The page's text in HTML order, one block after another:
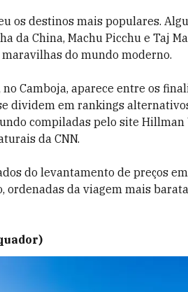
os destinos mais populares.
da China, Machu Picchu e Taj
do mundo moderno.
Camboja, aparece entre os
dividem em rankings
compiladas pelo site Hillman
da CNN.
do levantamento de preços
ordenadas da viagem mais